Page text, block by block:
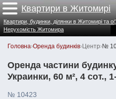
Квартири в Житомирі
Квартири, будинки, ділянки в Житомирі та
Нерухомість Житомира
Головна›Оренда будинків›Центр›№
Оренда частини
Украинки, 60 м², 4 сот.,
№ 10423